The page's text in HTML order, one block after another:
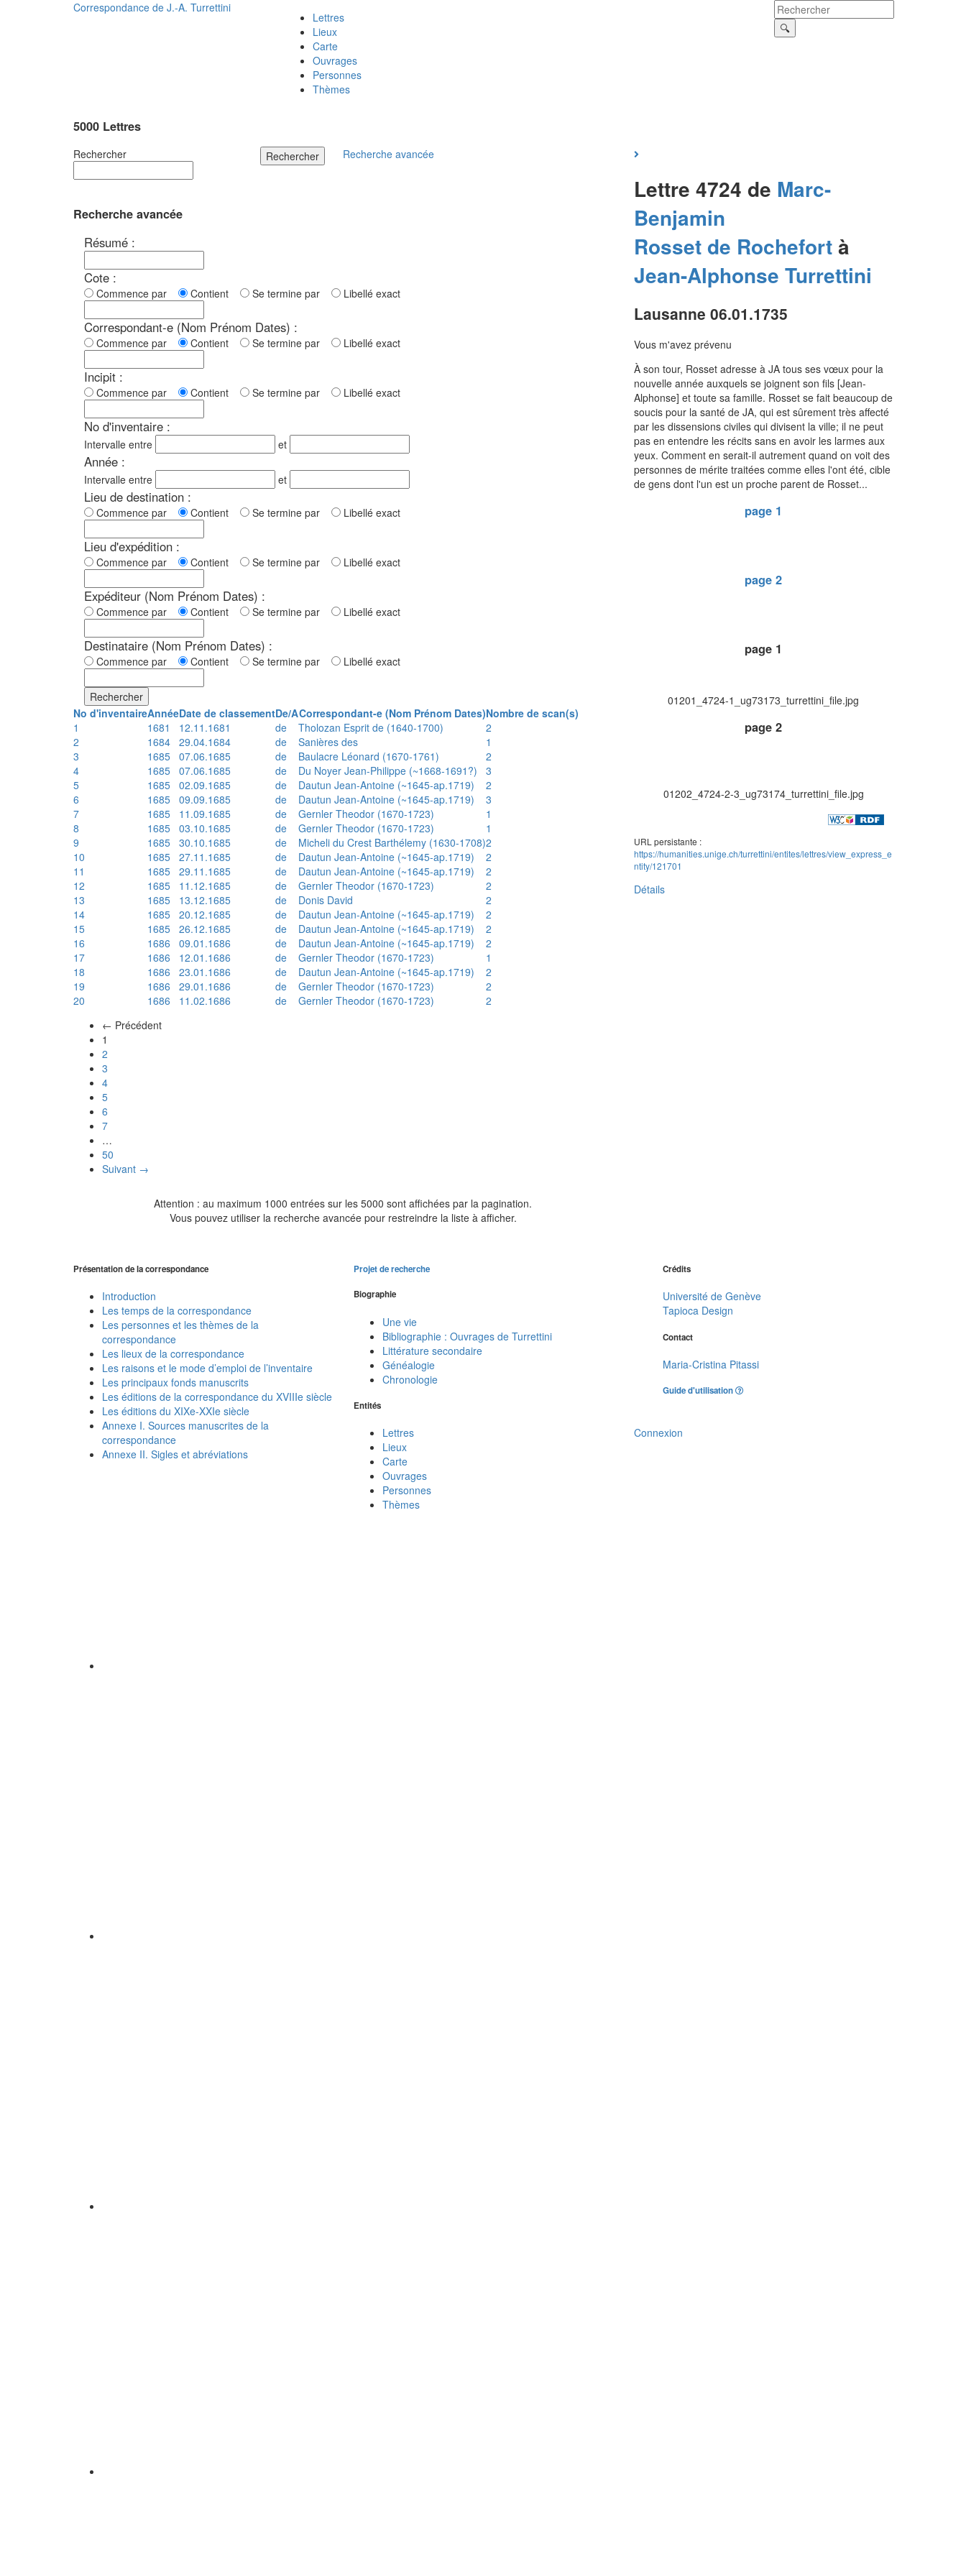
Correspondance de J.-A. Turrettini
Lettres
Lieux
Carte
Ouvrages
Personnes
Thèmes
5000 Lettres
Rechercher Rechercher Recherche avancée
Recherche avancée
Résumé :
Cote :
Commence par Contient Se termine par Libellé exact
Correspondant-e (Nom Prénom Dates) :
Commence par Contient Se termine par Libellé exact
Incipit :
Commence par Contient Se termine par Libellé exact
No d'inventaire :
Intervalle entre et
Année :
Intervalle entre et
Lieu de destination :
Commence par Contient Se termine par Libellé exact
Lieu d'expédition :
Commence par Contient Se termine par Libellé exact
Expéditeur (Nom Prénom Dates) :
Commence par Contient Se termine par Libellé exact
Destinataire (Nom Prénom Dates) :
Commence par Contient Se termine par Libellé exact
Rechercher
No d'inventaireAnnéeDate de classementDe/ACorrespondant-e (Nom Prénom Dates)Nombre de scan(s)
1
1681 12.11.1681 de Tholozan Esprit de (1640-1700)
2
2
1684 29.04.1684 de Sanières des
1
3
1685 07.06.1685 de Baulacre Léonard (1670-1761)
2
4
1685 07.06.1685 de Du Noyer Jean-Philippe (~1668-1691?)
3
5
1685 02.09.1685 de Dautun Jean-Antoine (~1645-ap.1719)
2
6
1685 09.09.1685 de Dautun Jean-Antoine (~1645-ap.1719)
3
7
1685 11.09.1685 de Gernler Theodor (1670-1723)
1
8
1685 03.10.1685 de Gernler Theodor (1670-1723)
1
9
1685 30.10.1685 de Micheli du Crest Barthélemy (1630-1708)2
10
1685 27.11.1685 de Dautun Jean-Antoine (~1645-ap.1719)
2
11
1685 29.11.1685 de Dautun Jean-Antoine (~1645-ap.1719)
2
12
1685 11.12.1685 de Gernler Theodor (1670-1723)
2
13
1685 13.12.1685 de Donis David
2
14
1685 20.12.1685 de Dautun Jean-Antoine (~1645-ap.1719)
2
15
1685 26.12.1685 de Dautun Jean-Antoine (~1645-ap.1719)
2
16
1686 09.01.1686 de Dautun Jean-Antoine (~1645-ap.1719)
2
17
1686 12.01.1686 de Gernler Theodor (1670-1723)
1
18
1686 23.01.1686 de Dautun Jean-Antoine (~1645-ap.1719)
2
19
1686 29.01.1686 de Gernler Theodor (1670-1723)
2
20
1686 11.02.1686 de Gernler Theodor (1670-1723)
2
← Précédent
1
2
3
4
5
6
7
…
50
Suivant →
Attention : au maximum 1000 entrées sur les 5000 sont affichées par la pagination.
Vous pouvez utiliser la recherche avancée pour restreindre la liste à afficher.
Lettre 4724 de Marc-
Benjamin
Rosset de Rochefortà
Jean-Alphonse Turrettini
Lausanne 06.01.1735
Vous m'avez prévenu
À son tour, Rosset adresse à JA tous ses vœux pour la
nouvelle année auxquels se joignent son fils [Jean-
Alphonse] et toute sa famille. Rosset se fait beaucoup de
soucis pour la santé de JA, qui est sûrement très affecté
par les dissensions civiles qui divisent la ville; il ne peut
pas en entendre les récits sans en avoir les larmes aux
yeux. Comment en serait-il autrement quand on voit des
personnes de mérite traitées comme elles l'ont été, cible
de gens dont l'un est un proche parent de Rosset...
page 1
page 2
page 1
01201_4724-1_ug73173_turrettini_file.jpg
page 2
01202_4724-2-3_ug73174_turrettini_file.jpg
URL persistante :
https://humanities.unige.ch/turrettini/entites/lettres/view_express_e
ntity/121701
Détails
Présentation de la correspondance
Introduction
Les temps de la correspondance
Les personnes et les thèmes de la
correspondance
Les lieux de la correspondance
Les raisons et le mode d’emploi de l’inventaire
Les principaux fonds manuscrits
Les éditions de la correspondance du XVIIIe siècle
Les éditions du XIXe-XXIe siècle
Annexe I. Sources manuscrites de la
correspondance
Annexe II. Sigles et abréviations
Projet de recherche
Biographie
Une vie
Bibliographie : Ouvrages de Turrettini
Littérature secondaire
Généalogie
Chronologie
Entités
Lettres
Lieux
Carte
Ouvrages
Personnes
Thèmes
Crédits
Université de Genève
Tapioca Design
Contact
Maria-Cristina Pitassi
Guide d'utilisation
Connexion